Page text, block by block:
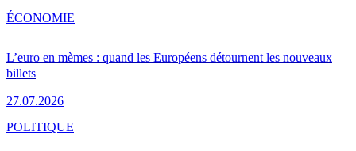
L’euro en mèmes : quand les Européens détournent les nouveaux
billets
27.07.2026
ÉCONOMIE
POLITIQUE